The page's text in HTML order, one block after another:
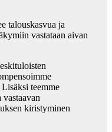
talouskasvua ja
vastataan aivan
teemme
vastaavan
kiristyminen